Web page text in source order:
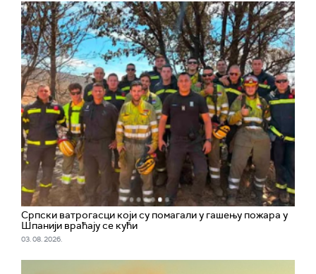
Српски ватрогасци који су помагали у гашењу пожара у
Шпанији враћају се кући
03. 08. 2026.